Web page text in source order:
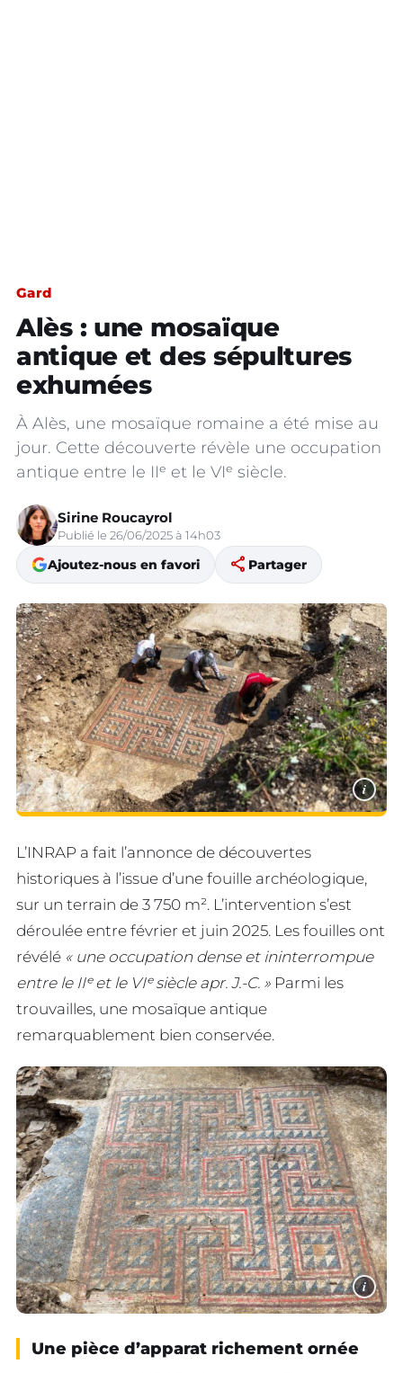
Gard
Alès : une mosaïque
antique et des sépultures
exhumées
À Alès, une mosaïque romaine a été mise au
jour. Cette découverte révèle une occupation
antique entre le IIᵉ et le VIᵉ siècle.
Sirine Roucayrol
Publié le 26/06/2025 à 14h03
Ajoutez-nous en favori share Partager
i
L’INRAP a fait l’annonce de découvertes
historiques à l’issue d’une fouille archéologique,
sur un terrain de 3 750 m². L’intervention s’est
déroulée entre février et juin 2025. Les fouilles ont
révélé « une occupation dense et ininterrompue
entre le IIᵉ et le VIᵉ siècle apr. J.-C. » Parmi les
trouvailles, une mosaïque antique
remarquablement bien conservée.
i
Une pièce d’apparat richement ornée